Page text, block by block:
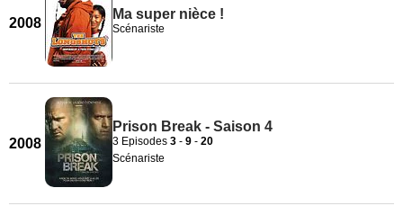
2008
Ma super nièce !
Scénariste
2008
Prison Break - Saison 4
3 Episodes 3 - 9 - 20
Scénariste